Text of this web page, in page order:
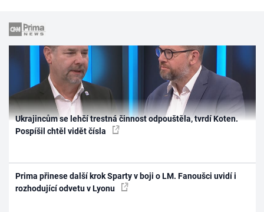
Ukrajincům se lehčí trestná činnost odpouštěla, tvrdí Koten.
Pospíšil chtěl vidět čísla
Prima přinese další krok Sparty v boji o LM. Fanoušci uvidí i
rozhodující odvetu v Lyonu